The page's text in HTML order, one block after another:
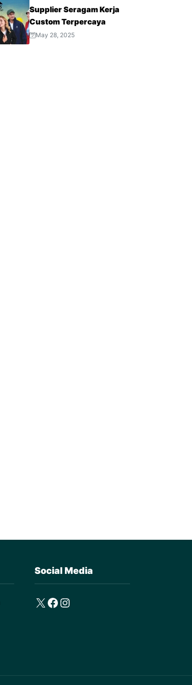
Supplier Seragam Kerja
Custom Terpercaya
May 28, 2025
Social Media
X Facebook
Instagram